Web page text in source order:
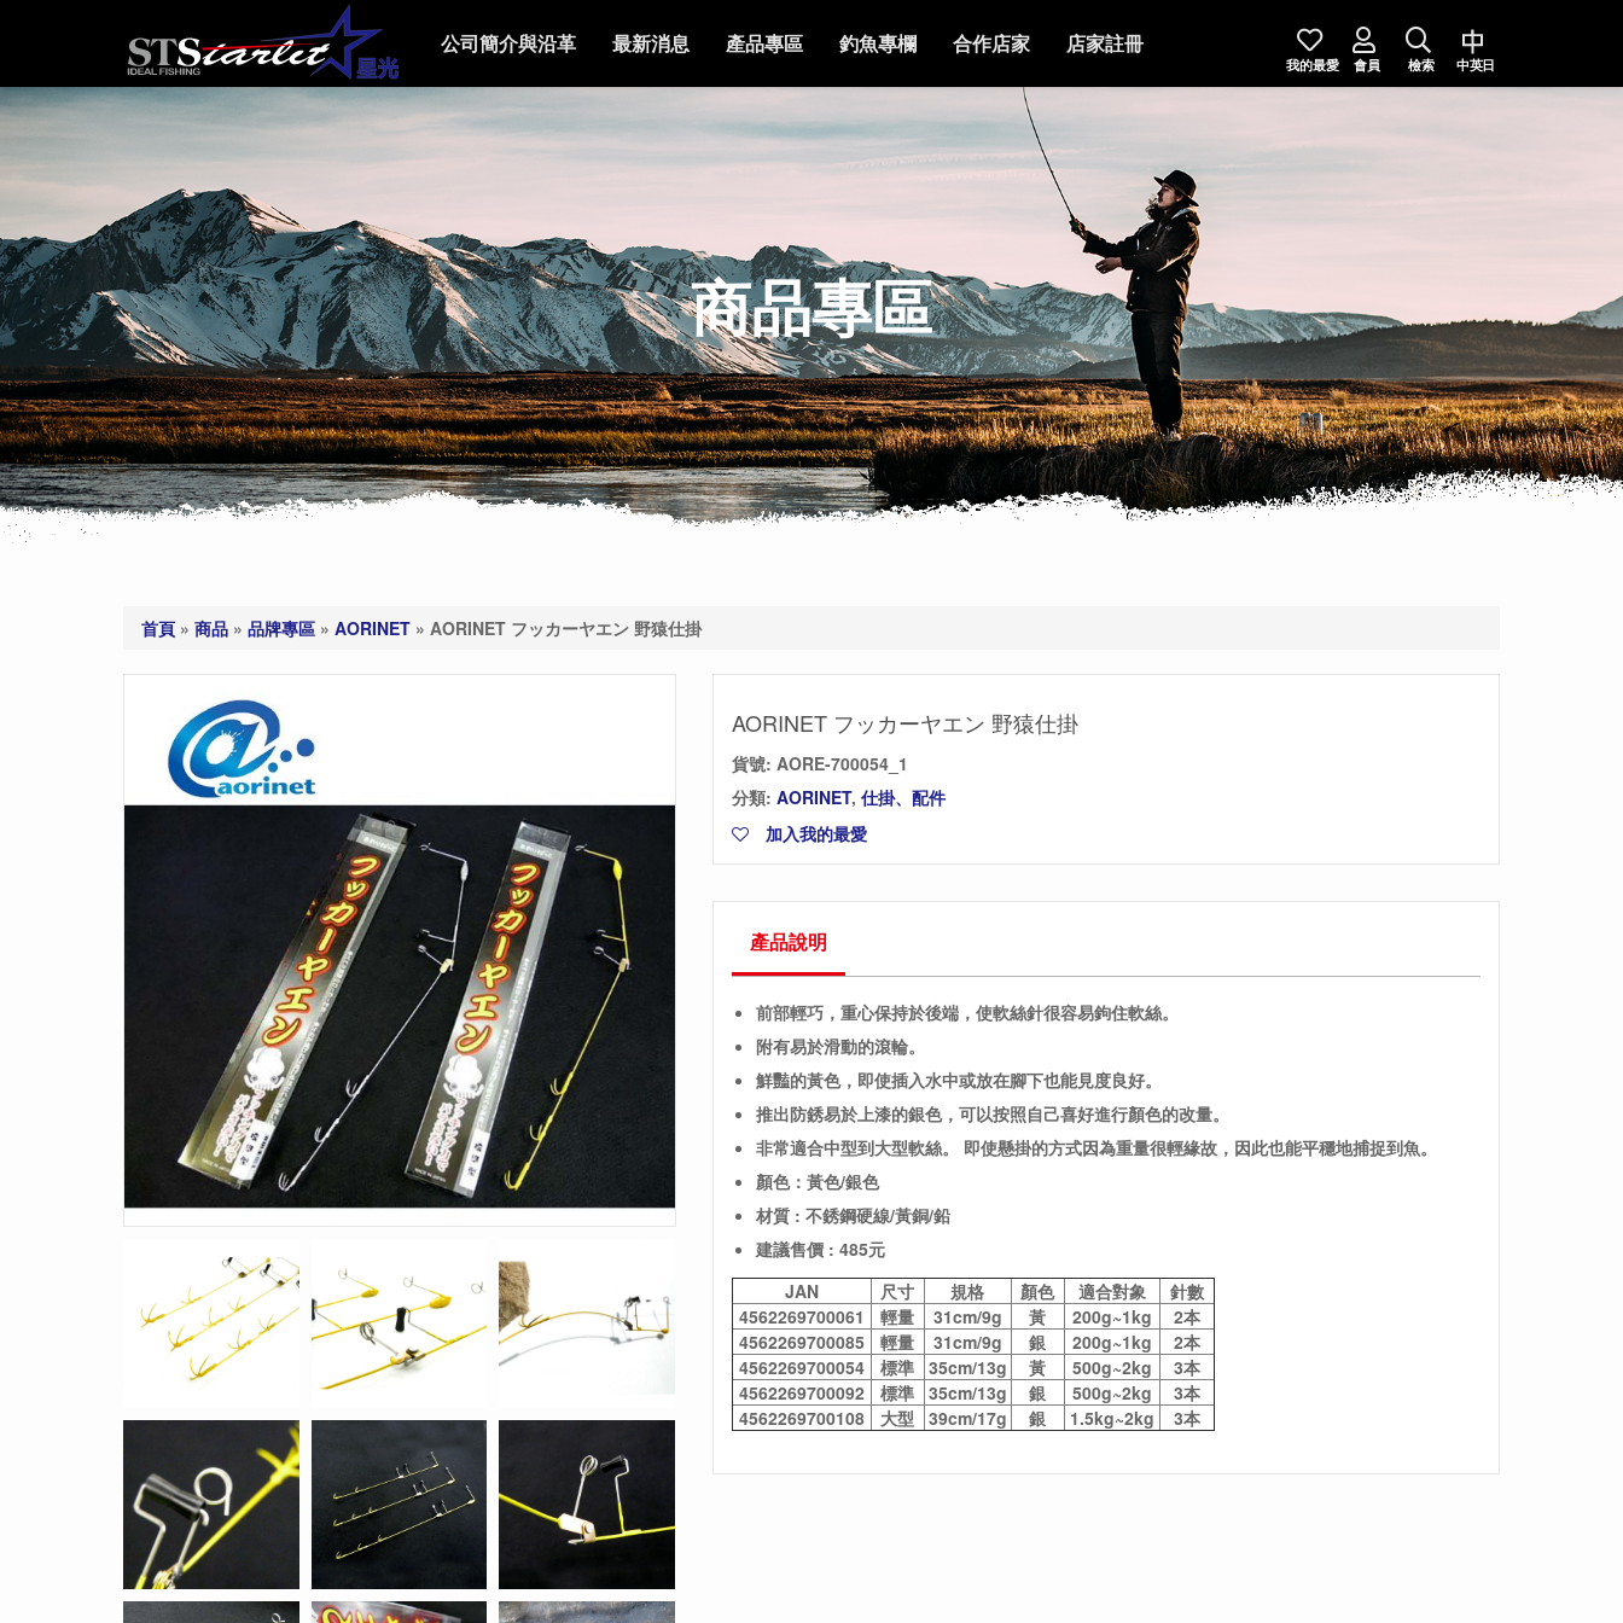
公司簡介與沿革 最新消息 產品專區 釣魚專欄 合作店家 店家註冊
我的最愛 會員 檢索 中英日
商品專區
首頁 » 商品 » 品牌專區 » AORINET » AORINET フッカーヤエン 野猿仕掛
AORINET フッカーヤエン 野猿仕掛
貨號: AORE-700054_1
分類: AORINET, 仕掛、配件
加入我的最愛
產品說明
前部輕巧，重心保持於後端，使軟絲針很容易鉤住軟絲。
附有易於滑動的滾輪。
鮮豔的黃色，即使插入水中或放在腳下也能見度良好。
推出防銹易於上漆的銀色，可以按照自己喜好進行顏色的改量。
非常適合中型到大型軟絲。 即使懸掛的方式因為重量很輕緣故，因此也能平穩地捕捉到魚。
顏色：黃色/銀色
材質 : 不銹鋼硬線/黃銅/鉛
建議售價 : 485元
JAN
尺寸 規格 顏色 適合對象
針數
4562269700061
輕量 31cm/9g 黃 200g~1kg
2本
4562269700085
輕量 31cm/9g 銀 200g~1kg
2本
4562269700054
標準 35cm/13g 黃 500g~2kg
3本
4562269700092
標準 35cm/13g 銀 500g~2kg
3本
4562269700108
大型 39cm/17g 銀 1.5kg~2kg 3本